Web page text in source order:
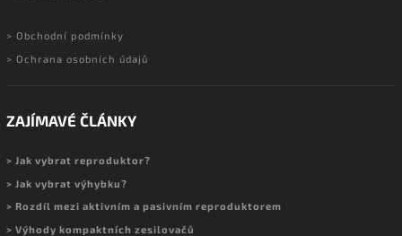
> Obchodní podmínky
> Ochrana osobních údajů
ZAJÍMAVÉ ČLÁNKY
> Jak vybrat reproduktor?
> Jak vybrat výhybku?
> Rozdíl mezi aktivním a pasivním reproduktorem
> Výhody kompaktních zesilovačů